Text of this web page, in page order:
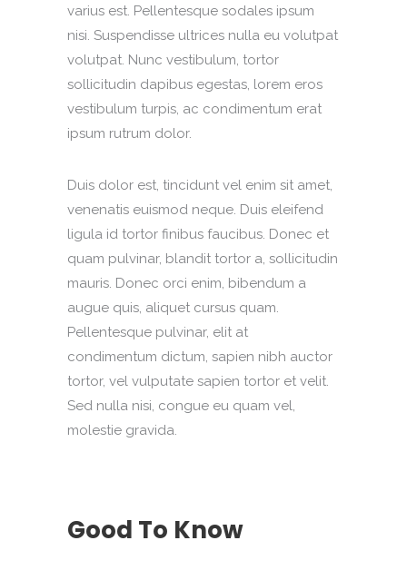
varius est. Pellentesque sodales ipsum
nisi. Suspendisse ultrices nulla eu volutpat
volutpat. Nunc vestibulum, tortor
sollicitudin dapibus egestas, lorem eros
vestibulum turpis, ac condimentum erat
ipsum rutrum dolor.
Duis dolor est, tincidunt vel enim sit amet,
venenatis euismod neque. Duis eleifend
ligula id tortor finibus faucibus. Donec et
quam pulvinar, blandit tortor a, sollicitudin
mauris. Donec orci enim, bibendum a
augue quis, aliquet cursus quam.
Pellentesque pulvinar, elit at
condimentum dictum, sapien nibh auctor
tortor, vel vulputate sapien tortor et velit.
Sed nulla nisi, congue eu quam vel,
molestie gravida.
Good To Know